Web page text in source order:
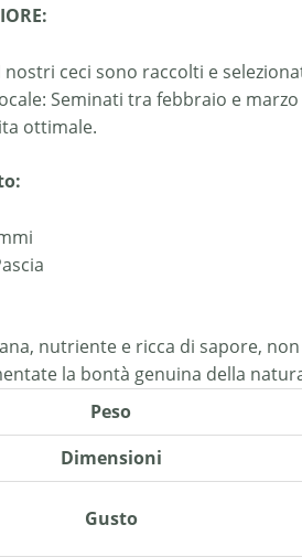
nostri ceci sono raccolti e
Seminati tra febbraio e
ottimale.
nutriente e ricca di sapore,
la bontà genuina della
Peso
Dimensioni
Gusto